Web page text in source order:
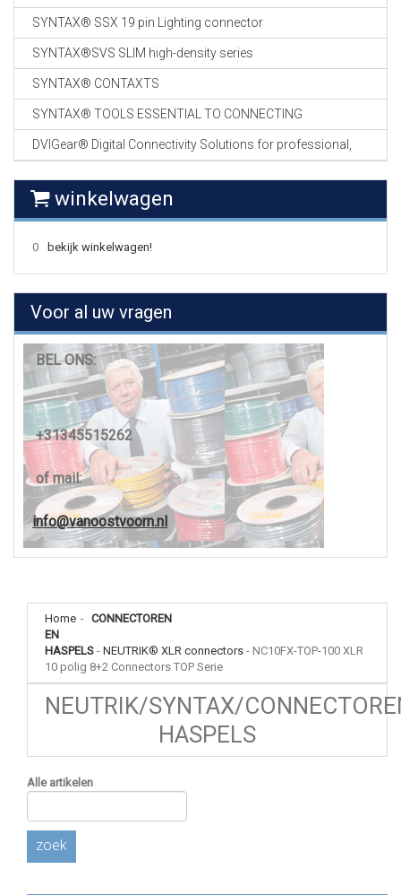
SYNTAX® SSX 19 pin Lighting connector
SYNTAX®SVS SLIM high-density series
SYNTAX® CONTAXTS
SYNTAX® TOOLS ESSENTIAL TO CONNECTING
DVIGear® Digital Connectivity Solutions for professional,
winkelwagen
0 bekijk winkelwagen!
Voor al uw vragen
BEL ONS:
+31345515262
of mail:
info@vanoostvoorn.nl
Home - CONNECTOREN
EN
HASPELS - NEUTRIK® XLR connectors - NC10FX-TOP-100 XLR
10 polig 8+2 Connectors TOP Serie
NEUTRIK/SYNTAX/
HASPELS
Alle artikelen
zoek